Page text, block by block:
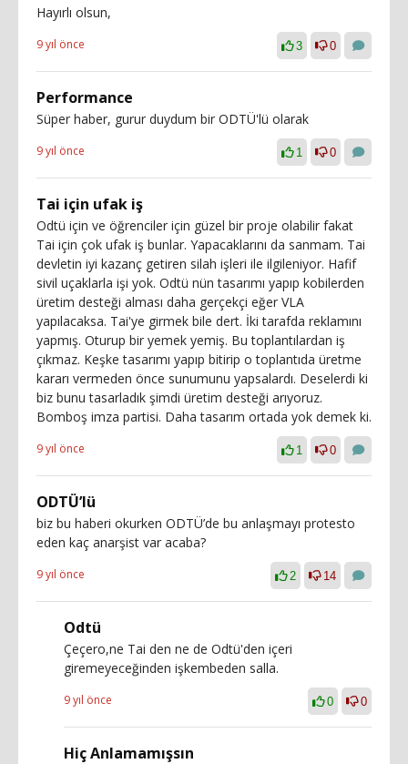
Hayırlı olsun,
9 yıl önce 3 0
Performance
Süper haber, gurur duydum bir ODTÜ'lü olarak
9 yıl önce 1 0
Tai için ufak iş
Odtü için ve öğrenciler için güzel bir proje olabilir fakat
Tai için çok ufak iş bunlar. Yapacaklarını da sanmam. Tai
devletin iyi kazanç getiren silah işleri ile ilgileniyor. Hafif
sivil uçaklarla işi yok. Odtü nün tasarımı yapıp kobilerden
üretim desteği alması daha gerçekçi eğer VLA
yapılacaksa. Tai'ye girmek bile dert. İki tarafda reklamını
yapmış. Oturup bir yemek yemiş. Bu toplantılardan iş
çıkmaz. Keşke tasarımı yapıp bitirip o toplantıda üretme
kararı vermeden önce sunumunu yapsalardı. Deselerdi ki
biz bunu tasarladık şimdi üretim desteği arıyoruz.
Bomboş imza partisi. Daha tasarım ortada yok demek ki.
9 yıl önce 1 0
ODTÜ’lü
biz bu haberi okurken ODTÜ’de bu anlaşmayı protesto
eden kaç anarşist var acaba?
9 yıl önce 2 14
Odtü
Çeçero,ne Tai den ne de Odtü'den içeri
giremeyeceğinden işkembeden salla.
9 yıl önce 0 0
Hiç Anlamamışsın